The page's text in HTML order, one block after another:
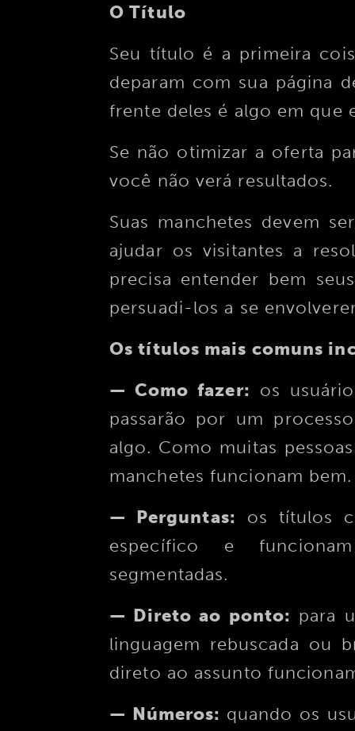
O Título
Seu título é a primeira
deparam com sua página
frente deles é algo em que
Se não otimizar a oferta
você não verá resultados.
Suas manchetes devem
ajudar os visitantes a
precisa entender bem
persuadi-los a se
Os títulos mais comuns
— Como fazer: os
passarão por um
algo. Como muitas
manchetes funcionam bem.
— Perguntas:
os títulos
específico e
segmentadas.
— Direto ao ponto: para
linguagem rebuscada ou
direto ao assunto
— Números: quando os